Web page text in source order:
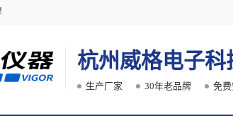
杭州威格电子科
生产厂家 30年老品牌 免